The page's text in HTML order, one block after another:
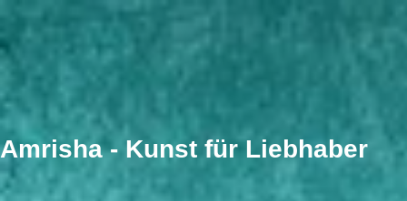
​Amrisha - Kunst für Liebhaber